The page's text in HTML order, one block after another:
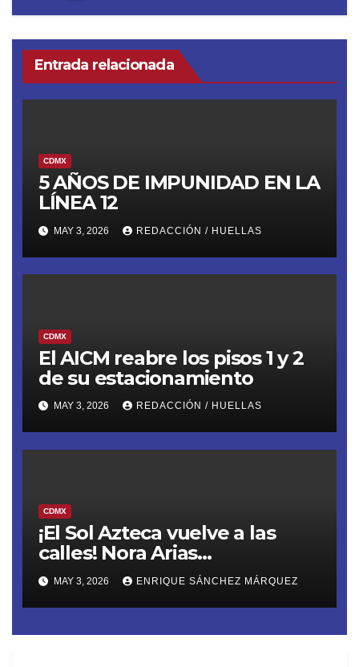
Entrada relacionada
CDMX
5 AÑOS DE IMPUNIDAD EN LA
LÍNEA 12
MAY 3, 2026 REDACCIÓN / HUELLAS
CDMX
El AICM reabre los pisos 1 y 2
de su estacionamiento
MAY 3, 2026 REDACCIÓN / HUELLAS
CDMX
¡El Sol Azteca vuelve a las
calles! Nora Arias
(@AriasNora), presidenta del
PRD CDMX, reactiva la
movilización territorial
MAY 3, 2026 ENRIQUE SÁNCHEZ MÁRQUEZ